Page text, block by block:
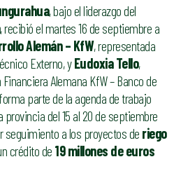
, bajo el liderazgo del
, recibió el martes 16 de septiembre a
Alemán – KfW, representada
Externo, yEudoxia Tello,
Alemana KfW – Banco de
parte de la agenda de trabajo
del 15 al 20 de septiembre
seguimiento a los proyectos de riego
crédito de 19 millones de euros